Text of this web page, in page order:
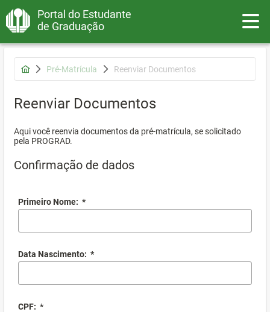
Portal do Estudante
de Graduação
Pré-Matrícula Reenviar Documentos
Reenviar Documentos
Aqui você reenvia documentos da pré-matrícula, se solicitado
pela PROGRAD.
Confirmação de dados
Primeiro Nome: *
Data Nascimento: *
CPF: *